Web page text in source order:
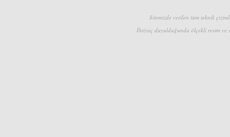
Sitemizde verilen tüm teknik
İhtiyaç duyulduğunda ölçekli resim ve